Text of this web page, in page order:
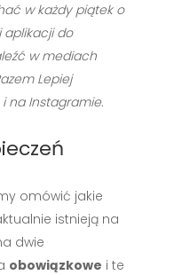
w każdy piątek o
aplikacji do
w mediach
Lepiej
na Instagramie.
omówić jakie
istnieją na
dwie
obowiązkowe i te